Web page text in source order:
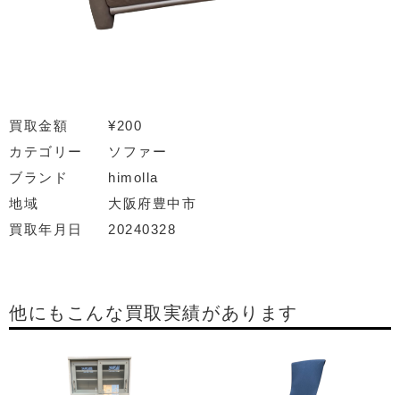
買取金額
¥200
カテゴリー
ソファー
ブランド
himolla
地域
大阪府豊中市
買取年月日
20240328
他にもこんな買取実績があります